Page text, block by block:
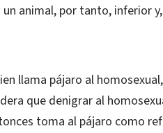
animal, por tanto, inferior
llama pájaro al
que denigrar al
toma al pájaro como